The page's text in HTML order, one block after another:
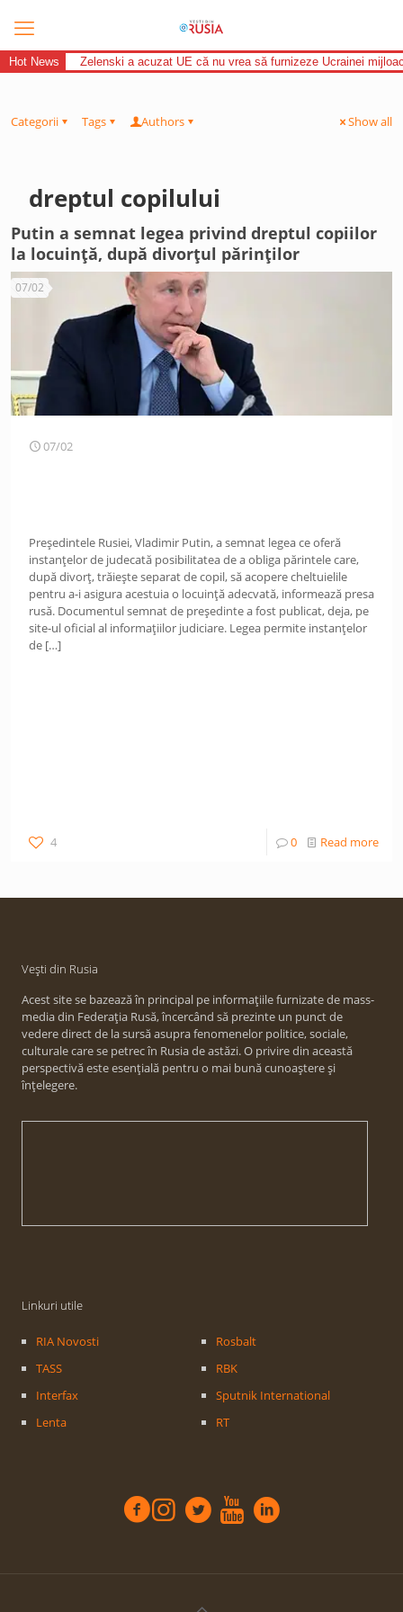
Hot News Zelenski a acuzat UE că nu vrea să furnizeze Ucrainei
Categorii Tags Authors Show all
dreptul copilului
Putin a semnat legea privind dreptul copiilor
la locuință, după divorțul părinților
07/02
07/02
Președintele Rusiei, Vladimir Putin, a semnat legea ce oferă
instanțelor de judecată posibilitatea de a obliga părintele care,
după divorț, trăiește separat de copil, să acopere cheltuielile
pentru a-i asigura acestuia o locuință adecvată, informează presa
rusă. Documentul semnat de președinte a fost publicat, deja, pe
site-ul oficial al informațiilor judiciare. Legea permite instanțelor
de […]
4 0 Read more
Vești din Rusia
Acest site se bazează în principal pe informațiile furnizate de mass-
media din Federația Rusă, încercând să prezinte un punct de
vedere direct de la sursă asupra fenomenelor politice, sociale,
culturale care se petrec în Rusia de astăzi. O privire din această
perspectivă este esențială pentru o mai bună cunoaștere și
înțelegere.
Linkuri utile
RIA Novosti
TASS
Interfax
Lenta
Rosbalt
RBK
Sputnik International
RT